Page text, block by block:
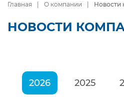
Главная О компании Новости
НОВОСТИ
2026 2025